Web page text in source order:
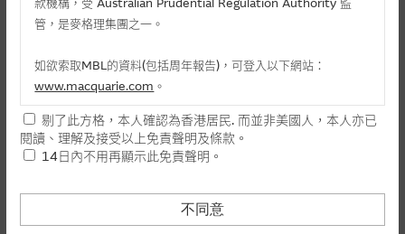
最後交易日(日-月-年) 16/11/2026
每手(份)
街貨量(百萬份) 3.88
街貨百分比 9.70%
管，是麥格理集團之一。
如欲索取MBL的資料(包括周年報告)，可登入以下網站：
www.macquarie.com 。
本網站所載資料會隨時更改，而不作另行通知，如閣下欲取麥格
理的資料，可直接聯絡本集團職員。
民使用，並不提供或發售予美國人。本網站內容無意要約或唆使
閣下購買證券、基金單位或其他投資工具(不論在參考條款上或在
剔了此方格，本人確認為香港居民. 而並非美國人，本人亦已
閱讀、理解及接受以上免責聲明及條款。
14日內不用再顯示此免責聲明。
不同意